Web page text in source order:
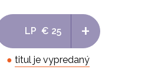
LP € 25 +
● titul je vypredaný